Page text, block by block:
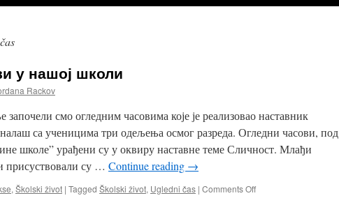
у нашој школи
Rackov
започели смо огледним часовима које је реализовао наставник
са ученицима три одељења осмог разреда. Огледни часови, под
школе” урађени су у оквиру наставне теме Сличност. Млађи
присуствовали су … Continue reading →
, Školski život | Tagged Školski život, Ugledni čas | Comments Offon